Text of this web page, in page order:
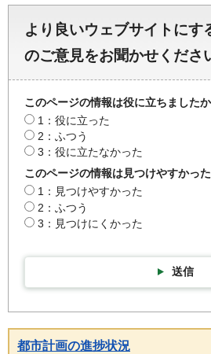
より良いウェブサイトにす
のご意見をお聞かせくださ
このページの情報は役に立ちましたか
1：役に立った
2：ふつう
3：役に立たなかった
このページの情報は見つけやすかっ
1：見つけやすかった
2：ふつう
3：見つけにくかった
送信
都市計画の進捗状況